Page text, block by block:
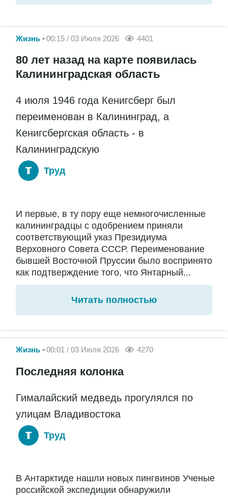
Жизнь 00:15 / 03 Июля 2026 4401
80 лет назад на карте появилась
Калининградская область
4 июля 1946 года Кенигсберг был
переименован в Калининград, а
Кенигсбергская область - в
Калининградскую
Труд
И первые, в ту пору еще немногочисленные
калининградцы с одобрением приняли
соответствующий указ Президиума
Верховного Совета СССР. Переименование
бывшей Восточной Пруссии было воспринято
как подтверждение того, что Янтарный...
Читать полностью
Жизнь 00:01 / 03 Июля 2026 4270
Последняя колонка
Гималайский медведь прогулялся по
улицам Владивостока
Труд
В Антарктиде нашли новых пингвинов Ученые
российской экспедиции обнаружили